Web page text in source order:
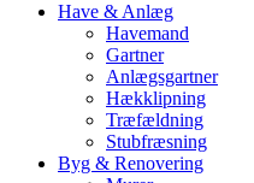
Have & Anlæg
Havemand
Gartner
Anlægsgartner
Hækklipning
Træfældning
Stubfræsning
Byg & Renovering